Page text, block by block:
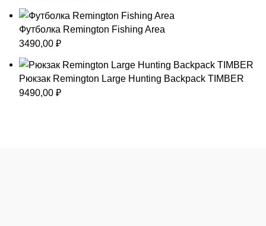
составляла12990,00 ₽.
Футболка Remington Fishing Area
3490,00 ₽
Рюкзак Remington Large Hunting Backpack TIMBER
9490,00 ₽